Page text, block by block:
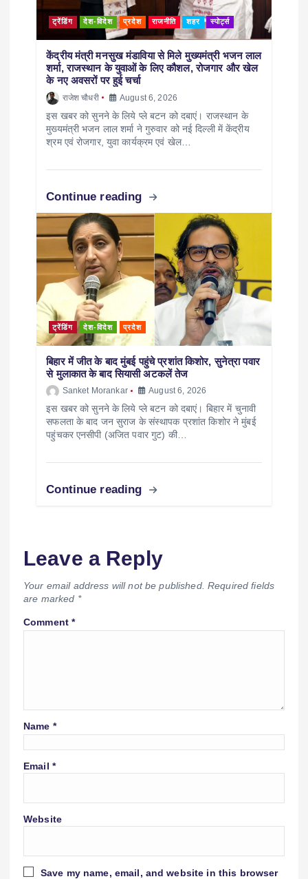
ट्रेंडिंग देश-विदेश प्रदेश राजनीति शहर स्पोर्ट्स
केंद्रीय मंत्री मनसुख मंडाविया से मिले मुख्यमंत्री भजन लाल
शर्मा, राजस्थान के युवाओं के लिए कौशल, रोजगार और खेल
के नए अवसरों पर हुई चर्चा
राजेश चौधरी August 6, 2026
इस खबर को सुनने के लिये प्ले बटन को दबाएं। राजस्थान के
मुख्यमंत्री भजन लाल शर्मा ने गुरुवार को नई दिल्ली में केंद्रीय
श्रम एवं रोजगार, युवा कार्यक्रम एवं खेल…
Continue reading
ट्रेंडिंग देश-विदेश प्रदेश
बिहार में जीत के बाद मुंबई पहुंचे प्रशांत किशोर, सुनेत्रा पवार
से मुलाकात के बाद सियासी अटकलें तेज
Sanket Morankar August 6, 2026
इस खबर को सुनने के लिये प्ले बटन को दबाएं। बिहार में चुनावी
सफलता के बाद जन सुराज के संस्थापक प्रशांत किशोर ने मुंबई
पहुंचकर एनसीपी (अजित पवार गुट) की…
Continue reading
Leave a Reply
Your email address will not be published. Required fields
are marked *
Comment*
Name *
Email *
Website
Save my name, email, and website in this browser